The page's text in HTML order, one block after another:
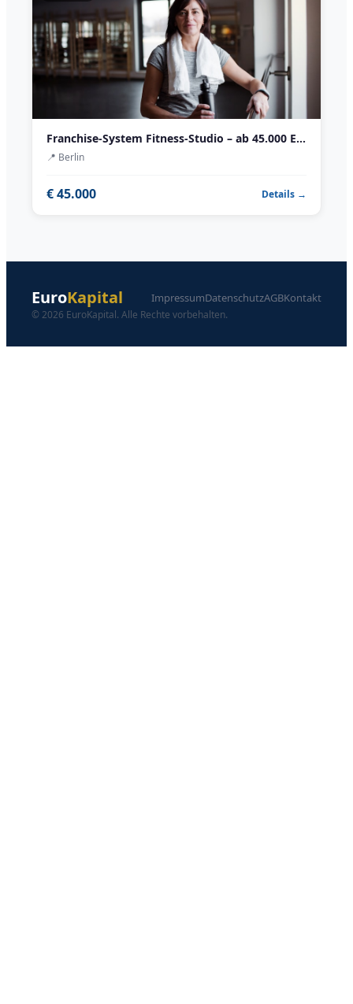
Franchise-System Fitness-Studio – ab 45.000 EUR Investition
📍 Berlin
€ 45.000 Details →
EuroKapital ImpressumDatenschutzAGBKontakt
© 2026 EuroKapital. Alle Rechte vorbehalten.